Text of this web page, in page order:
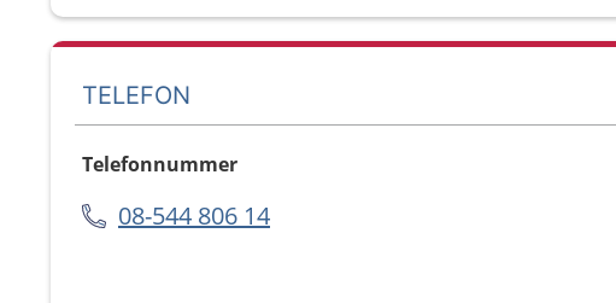
TELEFON
Telefonnummer
08-544 806 14